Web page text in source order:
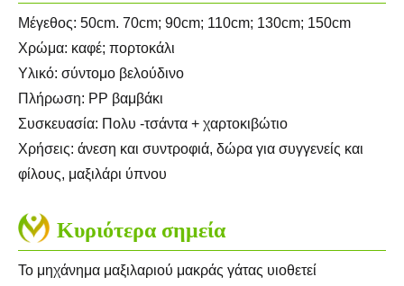
Μέγεθος: 50cm. 70cm; 90cm; 110cm; 130cm; 150cm
Χρώμα: καφέ; πορτοκάλι
Υλικό: σύντομο βελούδινο
Πλήρωση: PP βαμβάκι
Συσκευασία: Πολυ -τσάντα + χαρτοκιβώτιο
Χρήσεις: άνεση και συντροφιά, δώρα για συγγενείς και
φίλους, μαξιλάρι ύπνου
Κυριότερα σημεία
Το μηχάνημα μαξιλαριού μακράς γάτας υιοθετεί